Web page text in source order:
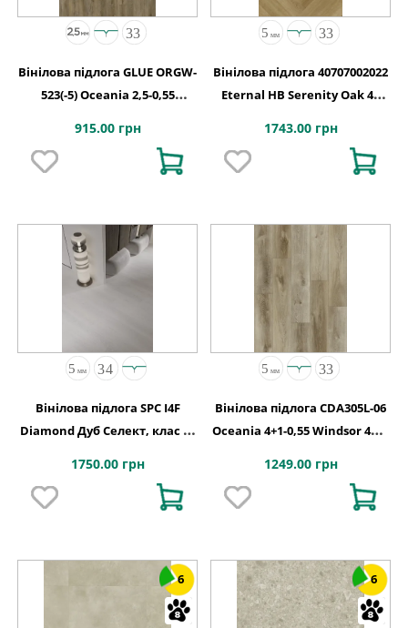
Вінілова підлога GLUE ORGW-
523(-5) Oceania 2,5-0,55
1227х187х2,5
915.00 грн
Вінілова підлога 40707002022
Eternal HB Serenity Oak 4V
1743.00 грн
Вінілова підлога SPC I4F
Diamond Дуб Селект, клас 34
1750.00 грн
Вінілова підлога CDA305L-06
Oceania 4+1-0,55 Windsor 4MV
1249.00 грн
6 6